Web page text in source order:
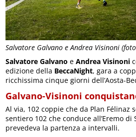
Salvatore Galvano e Andrea Visinoni
Salvatore Galvano eAndrea Visinoni
edizione della BeccaNight, gara a
ricchissima cinque giorni dell’Aosta-
Galvano-Visinoni
Al via, 102 coppie che da Plan Félinaz
sentiero 102 che conduce all’Eremo di
prevedeva la partenza a intervalli.